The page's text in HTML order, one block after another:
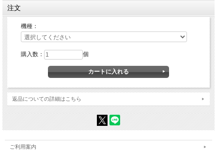
＞＞
GPSデータ更新についてご不明な点などございましたら、下記カスタ
マーサービスまでお問合せください。
「地図データ入りmicroSDカード（地図搭載モデル レーダー用）」ペ
ージ内の"プロテクトコードについて、よくあるご質問"をご参照くだ
さい。
＞＞地図データ入りmicroSDカードはこちらから
※ microSDカードの抜き差しは、本体の電源をOFFにした状態で行っ
て下さい。
※フルマップ（地図データ）搭載機種の場合は、GPSデータ更新完了
後に、フルマップ内蔵のmicroSDカードを本体にお戻しいただく必要
注文
機種：
購入数： 個
返品についての詳細はこちら
ご利用案内